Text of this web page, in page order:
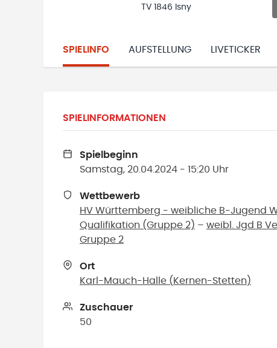
TV 1846 Isny
SPIELINFO AUFSTELLUNG LIVETICKER
SPIELINFORMATIONEN
Spielbeginn
Samstag, 20.04.2024 - 15:20 Uhr
Wettbewerb
HV Württemberg - weibliche B-Jugend
Qualifikation (Gruppe 2) – weibl. Jgd B
Gruppe 2
Ort
Karl-Mauch-Halle ( Kernen-Stetten )
Zuschauer
50